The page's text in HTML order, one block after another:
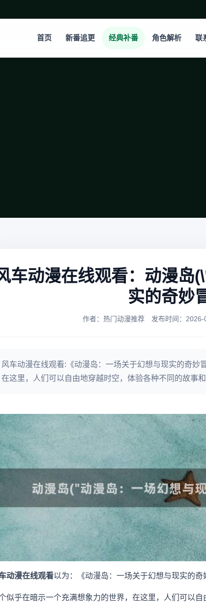
首页 新番追更 经典补番 角色解析 联
车动漫在线观看：动漫岛
实的奇妙
作者：热门动漫推荐 发布时间：
风车动漫在线观看:《动漫岛：一场关于幻想与现实的奇妙
在这里，人们可以自由地穿越时空，体验各种不同的故事
动漫在线观看以为：《动漫岛：一场关于幻想与现实的奇
似乎在暗示一个充满想象力的世界，在这里，人们可以